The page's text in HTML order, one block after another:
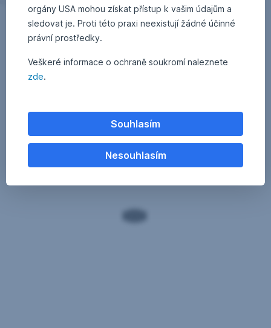
orgány USA mohou získat přístup k vašim údajům a
sledovat je. Proti této praxi neexistují žádné účinné
právní prostředky.
Veškeré informace o ochraně soukromí naleznete
zde.
Souhlasím
Nesouhlasím